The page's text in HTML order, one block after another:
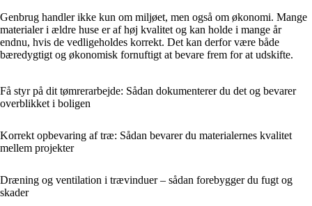
Genbrug handler ikke kun om miljøet, men også om økonomi. Mange
materialer i ældre huse er af høj kvalitet og kan holde i mange år
endnu, hvis de vedligeholdes korrekt. Det kan derfor være både
bæredygtigt og økonomisk fornuftigt at bevare frem for at udskifte.
Få styr på dit tømrerarbejde: Sådan dokumenterer du det og bevarer
overblikket i boligen
Korrekt opbevaring af træ: Sådan bevarer du materialernes kvalitet
mellem projekter
Dræning og ventilation i trævinduer – sådan forebygger du fugt og
skader